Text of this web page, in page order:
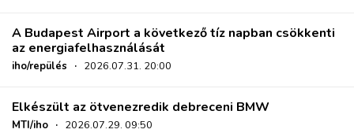
A Budapest Airport a következő tíz napban csökkenti
az energiafelhasználását
iho/repülés · 2026.07.31. 20:00
Elkészült az ötvenezredik debreceni BMW
MTI/iho · 2026.07.29. 09:50